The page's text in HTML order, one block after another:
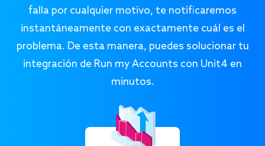
falla por cualquier motivo, te notificaremos
instantáneamente con exactamente cuál es el
problema. De esta manera, puedes solucionar tu
integración de Run my Accounts con Unit4 en
minutos.